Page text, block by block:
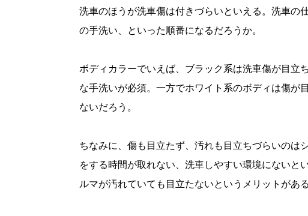
洗車のほうが洗車傷は付きづらいといえる。洗車の
の手洗い、といった順番になるだろうか。
ボディカラーでいえば、ブラック系は洗車傷が目立
な手洗いが必須。一方でホワイト系のボディは傷が
ないだろう。
ちなみに、傷も目立たず、汚れも目立ちづらいのは
をする時間が取れない、洗車しやすい環境にないと
ルマが汚れていても目立たないというメリットがある